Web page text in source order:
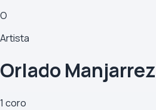
O
Artista
Orlado Manjarrez
1 coro